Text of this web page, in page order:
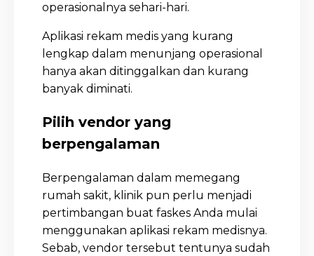
operasionalnya sehari-hari.
Aplikasi rekam medis yang kurang
lengkap dalam menunjang operasional
hanya akan ditinggalkan dan kurang
banyak diminati.
Pilih vendor yang
berpengalaman
Berpengalaman dalam memegang
rumah sakit, klinik pun perlu menjadi
pertimbangan buat faskes Anda mulai
menggunakan aplikasi rekam medisnya.
Sebab, vendor tersebut tentunya sudah